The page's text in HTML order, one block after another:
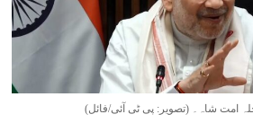
امت شاہ۔ (تصویر: پی ٹی آئی/فائل)